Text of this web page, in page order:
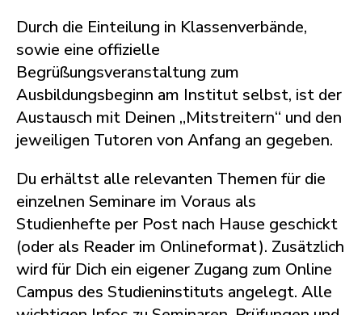
Durch die Einteilung in Klassenverbände,
sowie eine offizielle
Begrüßungsveranstaltung zum
Ausbildungsbeginn am Institut selbst, ist der
Austausch mit Deinen „Mitstreitern“ und den
jeweiligen Tutoren von Anfang an gegeben.
Du erhältst alle relevanten Themen für die
einzelnen Seminare im Voraus als
Studienhefte per Post nach Hause geschickt
(oder als Reader im Onlineformat). Zusätzlich
wird für Dich ein eigener Zugang zum Online
Campus des Studieninstituts angelegt. Alle